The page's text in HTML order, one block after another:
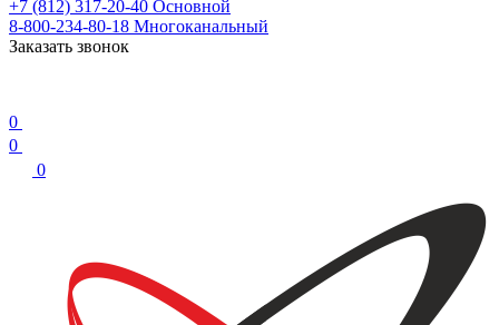
+7 (812) 317-20-40 Основной
8-800-234-80-18 Многоканальный
Заказать звонок
0
0
0